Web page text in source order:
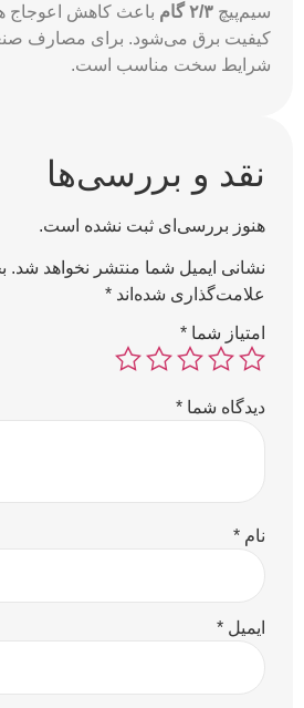
سیم‌پیچ ۲/۳ گام
باعث کاهش اعوجاج
کیفیت برق می‌شود. برای مصارف
شرایط سخت مناسب است.
نقد و بررسی‌ها
هنوز بررسی‌ای ثبت نشده است.
نشانی ایمیل شما منتشر نخواهد شد.
علامت‌گذاری شده‌اند *
امتیاز شما *
دیدگاه شما *
نام *
ایمیل *